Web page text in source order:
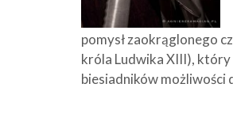
pomysł zaokrąglonego
króla Ludwika XIII), który
biesiadników możliwości